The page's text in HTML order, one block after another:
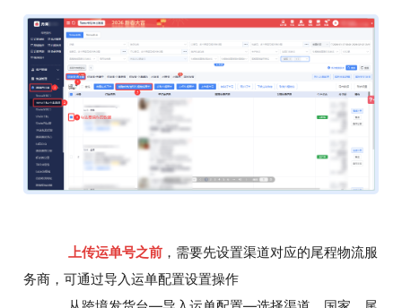
上传运单号之前 ，需要先设置渠道对应的尾程物流服
务商，可通过导入运单配置设置操作